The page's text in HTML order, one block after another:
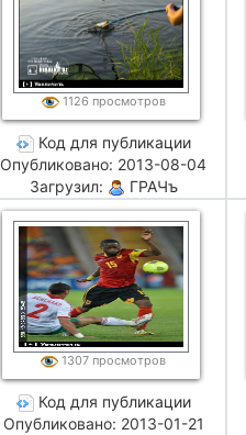
1126 просмотров
Код для публикации
Опубликовано: 2013-08-04
Загрузил:
ГРАЧъ
1307 просмотров
Код для публикации
Опубликовано: 2013-01-21